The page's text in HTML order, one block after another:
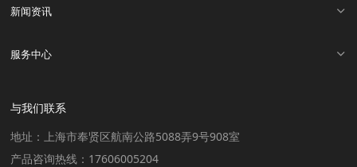
新闻资讯
服务中心
与我们联系
地址：上海市奉贤区航南公路5088弄9号908室
产品咨询热线：17606005204